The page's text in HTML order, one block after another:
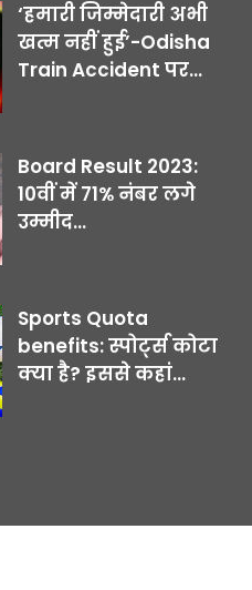
‘हमारी जिम्मेदारी अभी
खत्म नहीं हुई’-Odisha
Train Accident पर...
Board Result 2023:
10वीं में 71% नंबर लगे
उम्मीद...
Sports Quota
benefits: स्पोर्ट्स कोटा
क्या है? इससे कहां...